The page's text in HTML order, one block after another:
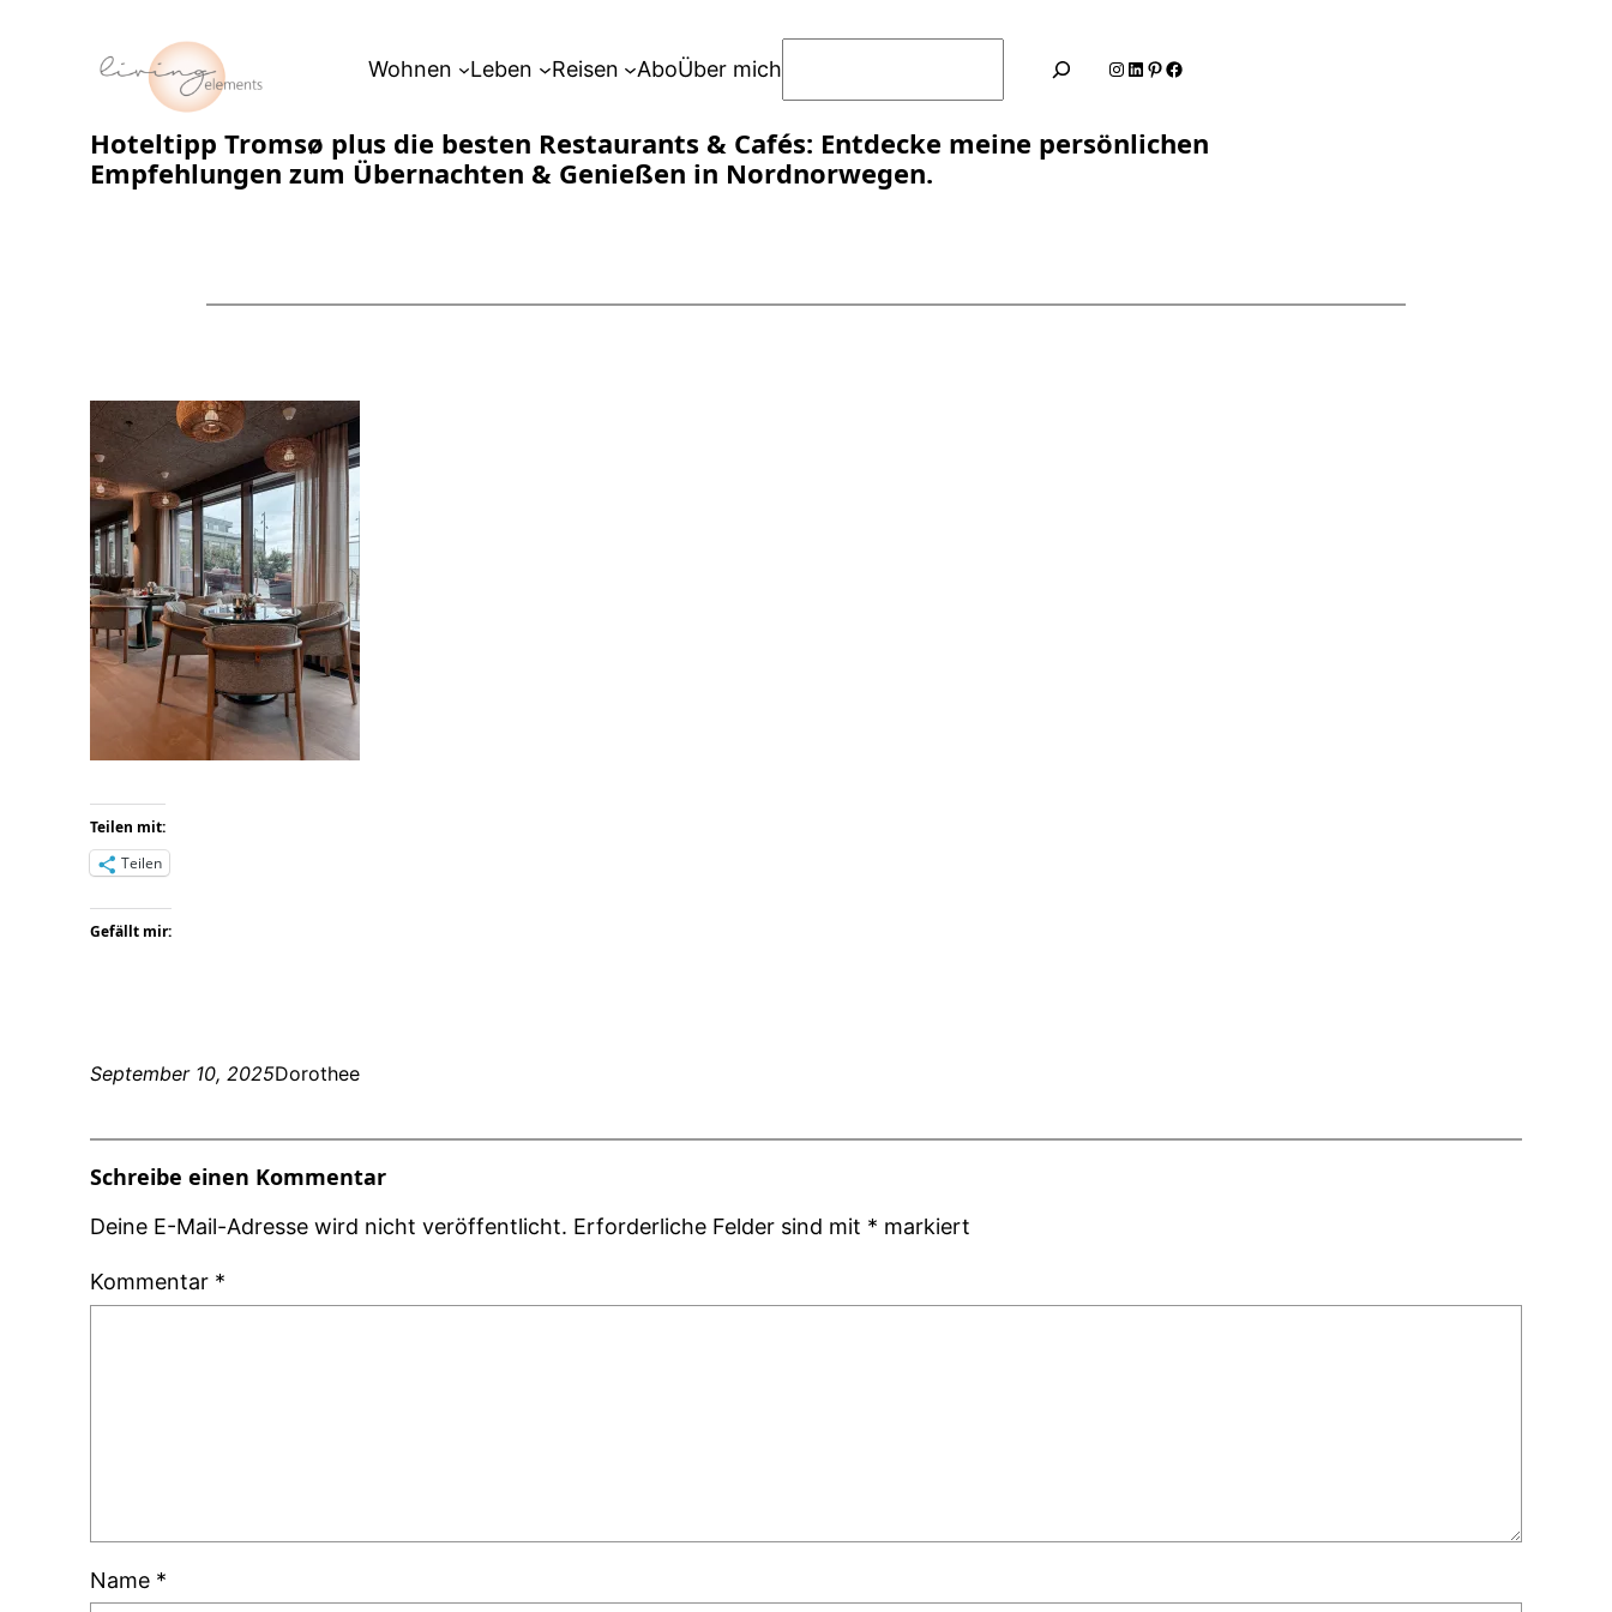
Wohnen Leben Reisen AboÜber mich
h
e
Instagram LinkedIn Pinterest Facebook
Hoteltipp Tromsø plus die besten Restaurants & Cafés: Entdecke meine persönlichen
Empfehlungen zum Übernachten & Genießen in Nordnorwegen.
Teilen mit:
Teilen
Gefällt mir:
September 10, 2025Dorothee
Schreibe einen Kommentar
Deine E-Mail-Adresse wird nicht veröffentlicht. Erforderliche Felder sind mit * markiert
Kommentar *
Name *